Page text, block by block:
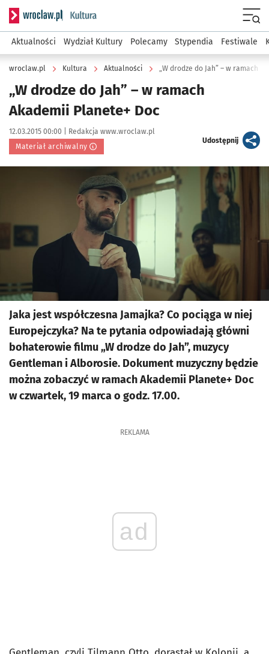
Serwis informacyjny wroclaw.pl podserwis: Kultura
Aktualności Wydział Kultury Polecamy Stypendia Festiwale
wroclaw.pl Kultura Aktualności „W drodze do Jah” – w ramach
„W drodze do Jah” – w ramach
Akademii Planete+ Doc
Data publikacji:
12.03.2015 00:00 | Autor:
Redakcja www.wroclaw.pl
Materiał archiwalny
Udostępnijartykuł
Jaka jest współczesna Jamajka? Co pociąga w niej
Europejczyka? Na te pytania odpowiadają główni
bohaterowie filmu „W drodze do Jah”, muzycy
Gentleman i Alborosie. Dokument muzyczny będzie
można zobaczyć w ramach Akademii Planete+ Doc
w czwartek, 19 marca o godz. 17.00.
REKLAMA
ad